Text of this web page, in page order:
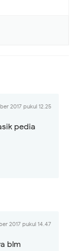
2017 pukul 12.25
pedia
2017 pukul 14.47
blm